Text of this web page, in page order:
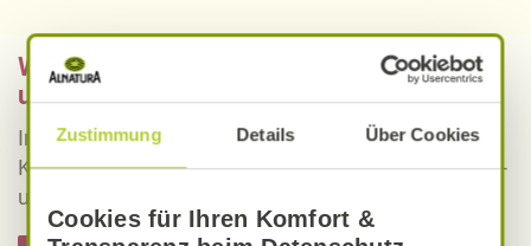
Zustimmung Details Über Cookies
Cookies für Ihren Komfort &
Was bedeutet vegan, vegetarisch, gluten-
und laktosefrei bei Alnatura Rezepten?
Informieren Sie sich über die genaue Erklärung der
Kennzeichnung von veganen, vegetarischen, gluten-
und laktosefreien Alnatura Rezepten.